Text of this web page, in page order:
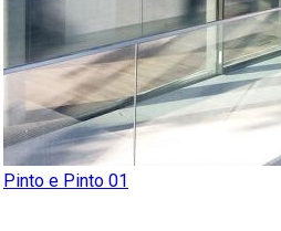
Pinto e Pinto 01